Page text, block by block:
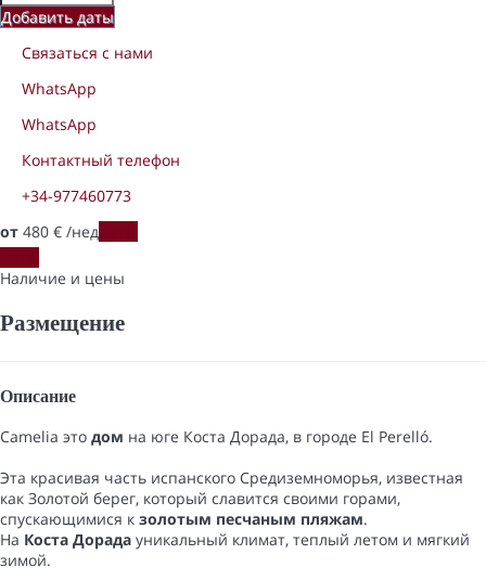
Добавить даты
Связаться с нами
WhatsApp
WhatsApp
Контактный телефон
+34-977460773
от 480 € /нед
Наличие и цены
Размещение
Описание
Camelia это дом на юге Коста Дорада, в городе El Perelló.
Эта красивая часть испанского Средиземноморья, известная
как Золотой берег, который славится своими горами,
спускающимися к золотым песчаным пляжам.
На Коста Дорада уникальный климат, теплый летом и мягкий
зимой.